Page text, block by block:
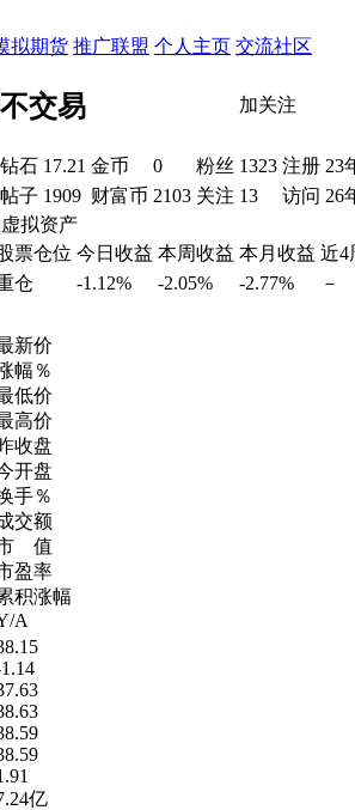
拟期货 推广联盟 个人主页 交流社区
交易 加关注
钻石 17.21 金币 0 粉丝 1323 注册 23
帖子 1909 财富币 2103 关注 13 访问 26
拟资产
票仓位 今日收益 本周收益 本月收益 近4
仓 -1.12% -2.05% -2.77%
－
新价
幅％
低价
高价
收盘
开盘
手％
交额
值
盈率
积涨幅
A
亿